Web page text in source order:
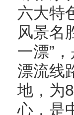
六大特
风景名
一漂”
漂流线
地，为
心，是